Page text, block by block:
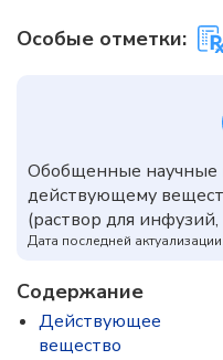
Особые отметки:
Обобщенные научные
действующему
(раствор для
Дата последней актуализации:
Содержание
Действующее
вещество